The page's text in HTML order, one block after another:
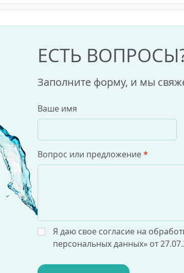
ЕСТЬ
Заполните форму, и мы
Ваше имя
Вопрос или предложение *
Я даю свое согласие на
персональных данных» от